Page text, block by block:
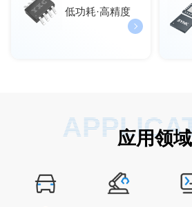
低功耗·高精度
应用领域